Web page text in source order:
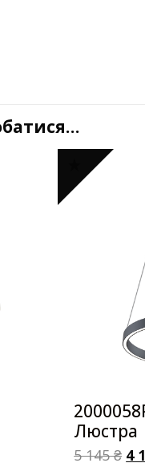
Люстра
5 145₴ 4